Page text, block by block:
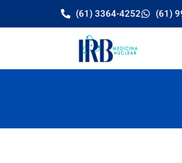
(61) 3364-4252 (61)